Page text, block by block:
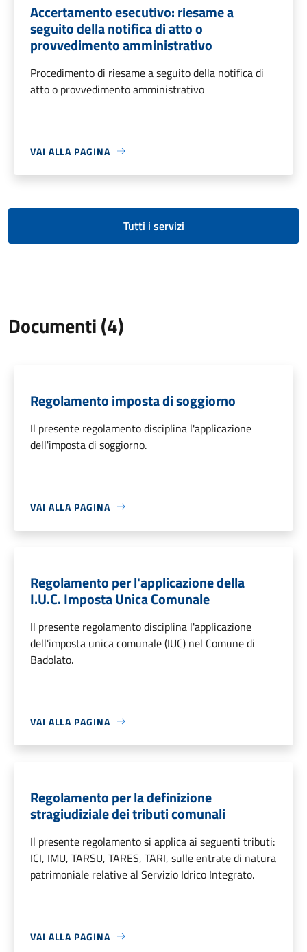
Accertamento esecutivo: riesame a
seguito della notifica di atto o
provvedimento amministrativo
Procedimento di riesame a seguito della notifica di
atto o provvedimento amministrativo
VAI ALLA PAGINA
Tutti i servizi
Documenti (4)
Regolamento imposta di soggiorno
Il presente regolamento disciplina l'applicazione
dell'imposta di soggiorno.
VAI ALLA PAGINA
Regolamento per l'applicazione della
I.U.C. Imposta Unica Comunale
Il presente regolamento disciplina l'applicazione
dell'imposta unica comunale (IUC) nel Comune di
Badolato.
VAI ALLA PAGINA
Regolamento per la definizione
stragiudiziale dei tributi comunali
Il presente regolamento si applica ai seguenti tributi:
ICI, IMU, TARSU, TARES, TARI, sulle entrate di natura
patrimoniale relative al Servizio Idrico Integrato.
VAI ALLA PAGINA